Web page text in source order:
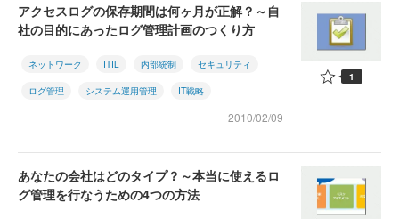
アクセスログの保存期間は何ヶ月が正解？～自
社の目的にあったログ管理計画のつくり方
ネットワーク ITIL 内部統制 セキュリティ
ログ管理 システム運用管理 IT戦略
2010/02/09
1
あなたの会社はどのタイプ？～本当に使えるロ
グ管理を行なうための4つの方法